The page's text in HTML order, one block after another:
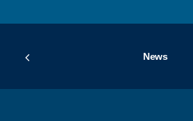
News